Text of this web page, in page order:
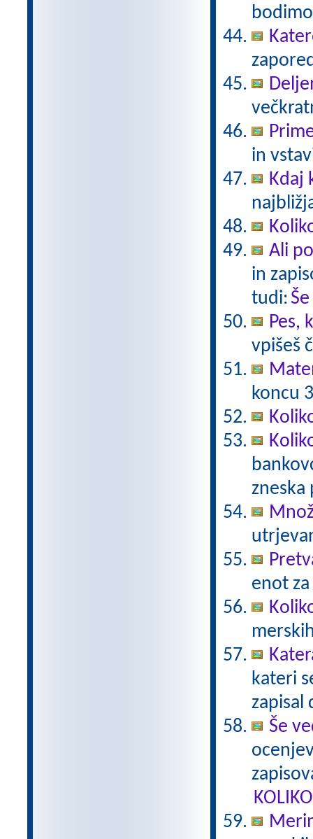
in
Kdaj
Ali
in
tudi:
Pes,
vpišeš
koncu
zneska
enot
kateri
zapisal
Še